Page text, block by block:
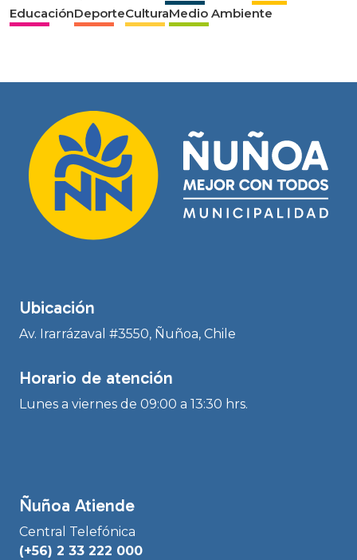
EducaciónDeporteCulturaMedio Ambiente
Ubicación
Av. Irarrázaval #3550, Ñuñoa, Chile
Horario de atención
Lunes a viernes de 09:00 a 13:30 hrs.
Ñuñoa Atiende
Central Telefónica
(+56) 2 33 222 000